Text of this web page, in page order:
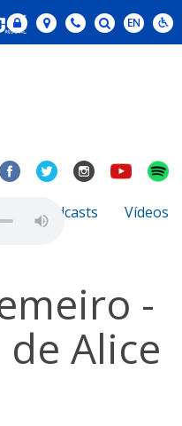
Podcasts Vídeos
-
Alice